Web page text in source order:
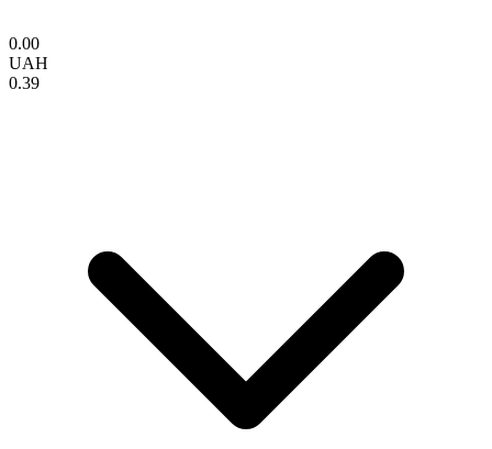
0.00
UAH
0.39